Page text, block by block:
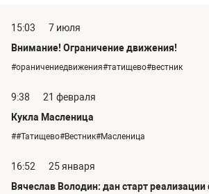
15:03
7 июля
Внимание! Ограничение движения!
#ораничениедвижения#татищево#вестник
9:38
21 февраля
Кукла Масленица
##Татищево#Вестник#Масленица
16:52
25 января
Вячеслав Володин: дан старт